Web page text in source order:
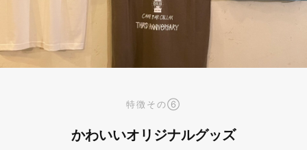
特徴その⑥
かわいいオリジナルグッズ